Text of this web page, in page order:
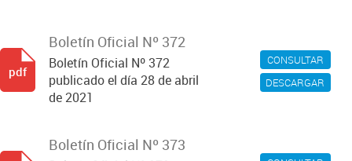
CONSULTAR
DESCARGAR
Boletín Oficial Nº 372
Boletín Oficial Nº 372
publicado el día 28 de abril
de 2021
pdf
Boletín Oficial Nº 373